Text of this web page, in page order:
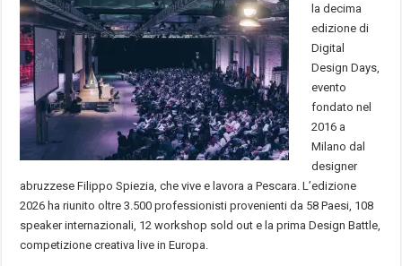
la decima
edizione di
Digital
Design Days,
evento
fondato nel
2016 a
Milano dal
designer
abruzzese Filippo Spiezia, che vive e lavora a Pescara. L’edizione
2026 ha riunito oltre 3.500 professionisti provenienti da 58 Paesi, 108
speaker internazionali, 12 workshop sold out e la prima Design Battle,
competizione creativa live in Europa.